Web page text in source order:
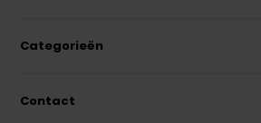
Categorieën
Contact